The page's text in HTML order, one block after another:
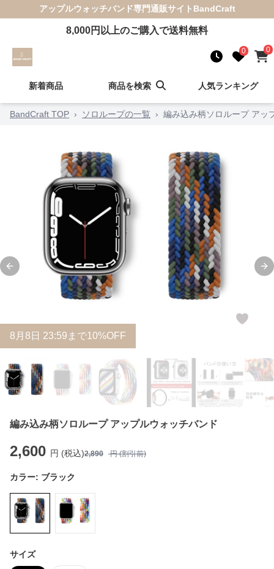
アップルウォッチバンド専門通販サイト BandCraft
8,000円以上のご購入で送料無料
0 0
新着商品 商品を検索 人気ランキング
BandCraft TOP › ソロループの一覧 › 編み込み柄ソロループ アッ
Previous slide
8 月 8 日 23:59まで10%OFF
編み込み柄ソロループ アップルウォッチバンド
2,600 円 (税込)2,890 円 (割引前)
カラー: ブラック
サイズ